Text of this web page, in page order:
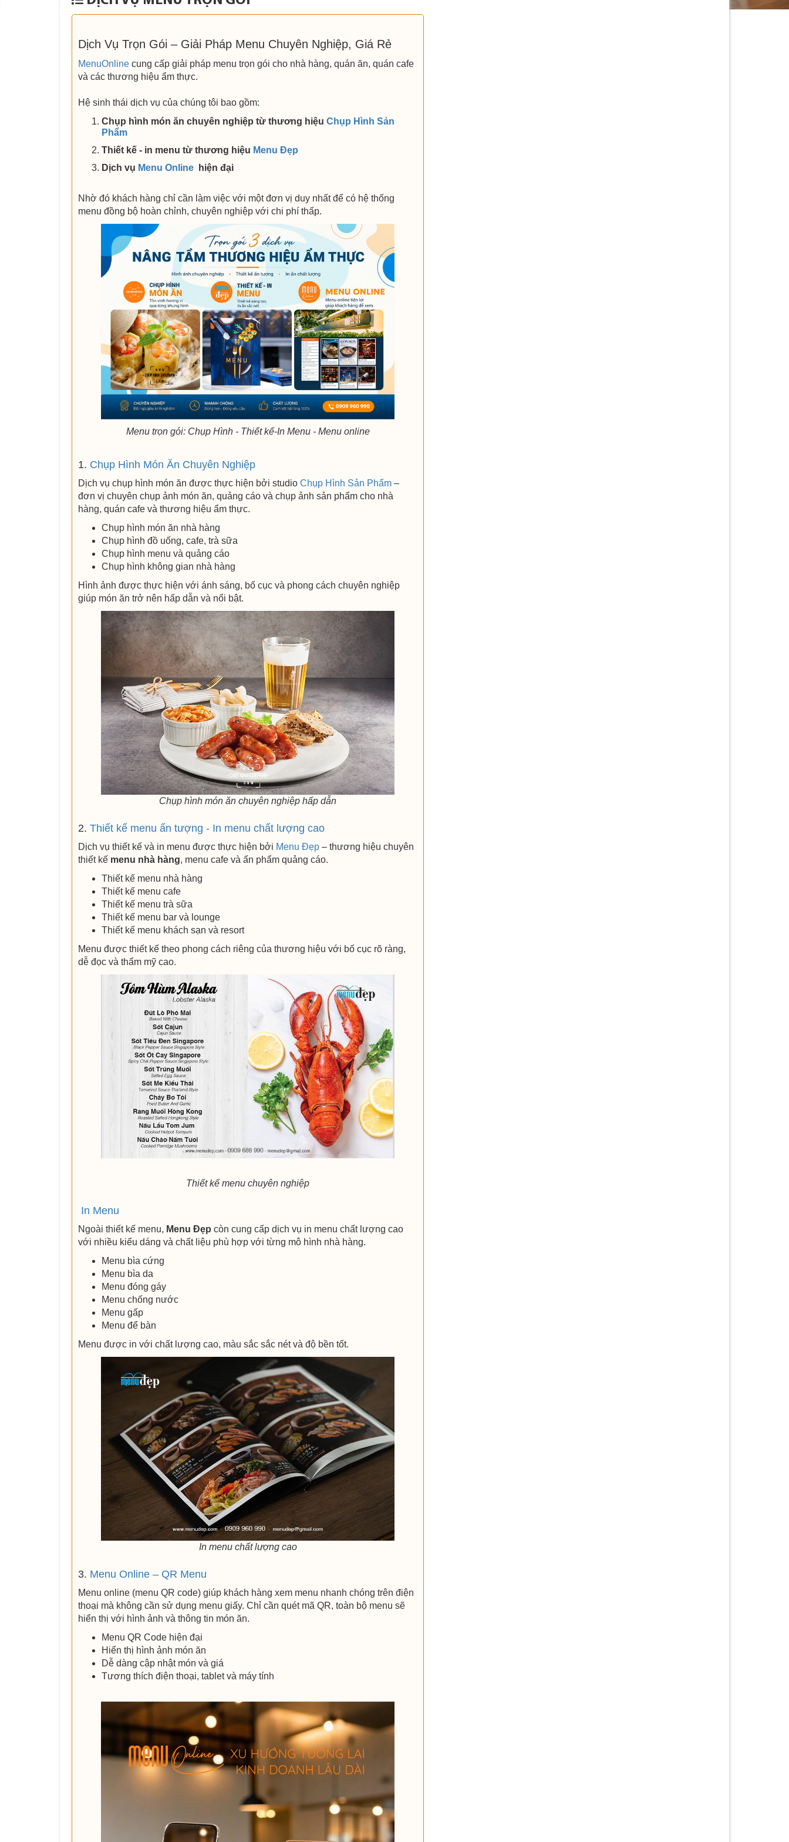
Dịch Vụ Trọn Gói – Giải Pháp Menu Chuyên Nghiệp, Giá Rẻ
MenuOnline cung cấp giải pháp menu trọn gói cho nhà hàng, quán ăn, quán cafe
và các thương hiệu ẩm thực.
Hệ sinh thái dịch vụ của chúng tôi bao gồm:
Chụp hình món ăn chuyên nghiệp từ thương hiệu Chụp Hình Sản
Phẩm
Thiết kế - in menu từ thương hiệu Menu Đẹp
Dịch vụ Menu Online hiện đại
Nhờ đó khách hàng chỉ cần làm việc với một đơn vị duy nhất để có hệ thống
menu đồng bộ hoàn chỉnh, chuyên nghiệp với chi phí thấp.
Menu trọn gói: Chụp Hình - Thiết kế-In Menu - Menu online
1. Chụp Hình Món Ăn Chuyên Nghiệp
Dịch vụ chụp hình món ăn được thực hiện bởi studio Chụp Hình Sản Phẩm –
đơn vị chuyên chụp ảnh món ăn, quảng cáo và chụp ảnh sản phẩm cho nhà
hàng, quán cafe và thương hiệu ẩm thực.
Chụp hình món ăn nhà hàng
Chụp hình đồ uống, cafe, trà sữa
Chụp hình menu và quảng cáo
Chụp hình không gian nhà hàng
Hình ảnh được thực hiện với ánh sáng, bố cục và phong cách chuyên nghiệp
giúp món ăn trở nên hấp dẫn và nổi bật.
Chụp hình món ăn chuyên nghiệp hấp dẫn
2. Thiết kế menu ấn tượng - In menu chất lượng cao
Dịch vụ thiết kế và in menu được thực hiện bởi Menu Đẹp – thương hiệu chuyên
thiết kế menu nhà hàng, menu cafe và ấn phẩm quảng cáo.
Thiết kế menu nhà hàng
Thiết kế menu cafe
Thiết kế menu trà sữa
Thiết kế menu bar và lounge
Thiết kế menu khách sạn và resort
Menu được thiết kế theo phong cách riêng của thương hiệu với bố cục rõ ràng,
dễ đọc và thẩm mỹ cao.
Thiết kế menu chuyên nghiệp
In Menu
Ngoài thiết kế menu, Menu Đẹp còn cung cấp dịch vụ in menu chất lượng cao
với nhiều kiểu dáng và chất liệu phù hợp với từng mô hình nhà hàng.
Menu bìa cứng
Menu bìa da
Menu đóng gáy
Menu chống nước
Menu gấp
Menu để bàn
Menu được in với chất lượng cao, màu sắc sắc nét và độ bền tốt.
In menu chất lượng cao
3. Menu Online – QR Menu
Menu online (menu QR code) giúp khách hàng xem menu nhanh chóng trên điện
thoại mà không cần sử dụng menu giấy. Chỉ cần quét mã QR, toàn bộ menu sẽ
hiển thị với hình ảnh và thông tin món ăn.
Menu QR Code hiện đại
Hiển thị hình ảnh món ăn
Dễ dàng cập nhật món và giá
Tương thích điện thoại, tablet và máy tính